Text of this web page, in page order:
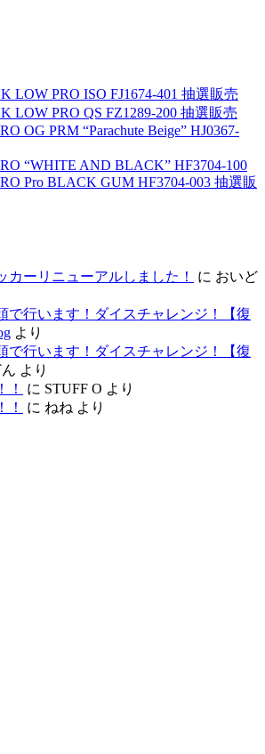
LOW PRO ISO FJ1674-401 抽選販売
LOW PRO QS FZ1289-200 抽選販売
OG PRM “Parachute Beige” HJ0367-
“WHITE AND BLACK” HF3704-100
Pro BLACK GUM HF3704-003 抽選販
カーリニューアルしました！ に おいど
で行います！ダイスチャレンジ！【復
より
で行います！ダイスチャレンジ！【復
より
！
に STUFF O より
！
に ねね より